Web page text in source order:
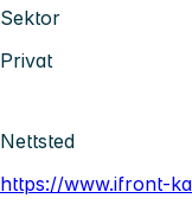
Sektor
Privat
Nettsted
https://www.ifront-